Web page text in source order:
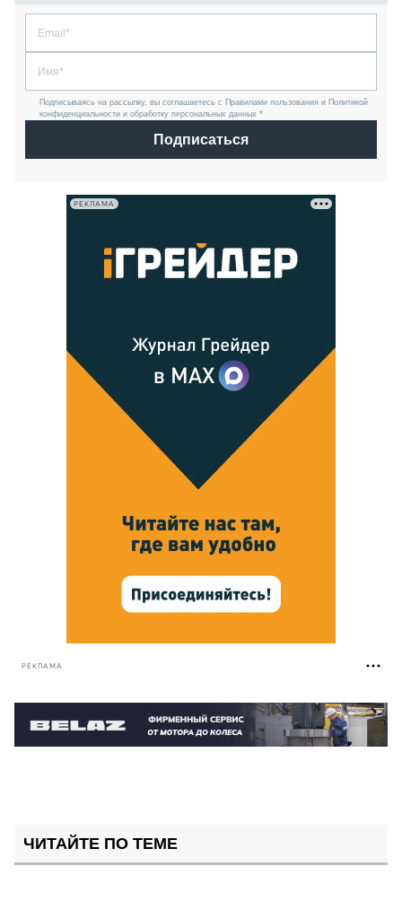
Подписываясь на рассылку, вы соглашаетесь с Правилами пользования и Политикой
конфиденциальности и обработку персональных данных *
Подписаться
РЕКЛАМА
РЕКЛАМА
ЧИТАЙТЕ ПО ТЕМЕ